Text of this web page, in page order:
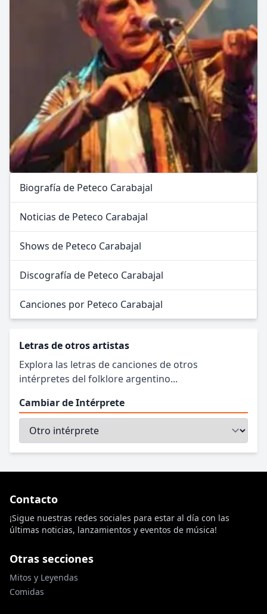
Biografía de Peteco Carabajal
Noticias de Peteco Carabajal
Shows de Peteco Carabajal
Discografía de Peteco Carabajal
Canciones por Peteco Carabajal
Letras de otros artistas
Explora las letras de canciones de otros
intérpretes del folklore argentino...
Cambiar de Intérprete
Contacto
¡Sigue nuestras redes sociales para estar al día con las
últimas noticias, lanzamientos y eventos de música!
Otras secciones
Mitos y Leyendas
Comidas